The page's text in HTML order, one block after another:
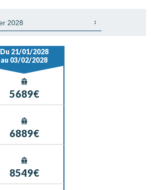
Du 21/01/2028
au 03/02/2028
5689€
6889€
8549€